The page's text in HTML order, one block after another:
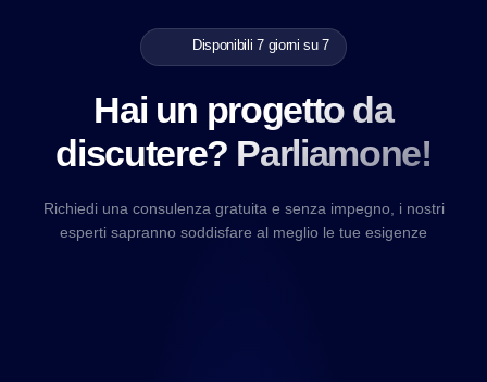
Disponibili 7 giorni su 7
Hai un progetto da
discutere? Parliamone!
Richiedi una consulenza gratuita e senza impegno, i nostri
esperti sapranno soddisfare al meglio le tue esigenze